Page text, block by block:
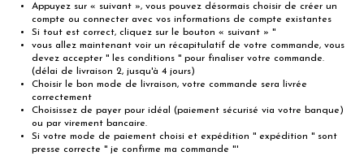
Appuyez sur « suivant », vous pouvez désormais choisir de créer un
compte ou connecter avec vos informations de compte existantes
Si tout est correct, cliquez sur le bouton « suivant » "
vous allez maintenant voir un récapitulatif de votre commande, vous
devez accepter '' les conditions '' pour finaliser votre commande.
(délai de livraison 2, jusqu'à 4 jours)
Choisir le bon mode de livraison, votre commande sera livrée
correctement
Choisissez de payer pour idéal (paiement sécurisé via votre banque)
ou par virement bancaire.
Si votre mode de paiement choisi et expédition '' expédition '' sont
presse correcte '' je confirme ma commande "'